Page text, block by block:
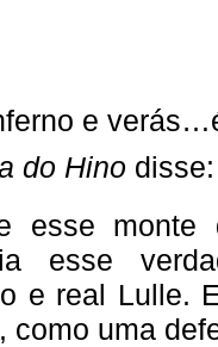
e
do Hino disse:
esse monte
esse
e real Lulle.
como uma